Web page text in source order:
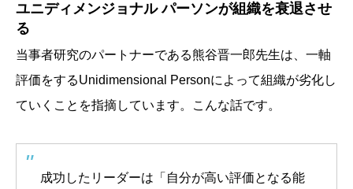
ユニディメンジョナル パーソンが組織を衰退させ
る
当事者研究のパートナーである熊谷晋一郎先生は、一軸
評価をするUnidimensional Personによって組織が劣化し
ていくことを指摘しています。こんな話です。
成功したリーダーは「自分が高い評価となる能